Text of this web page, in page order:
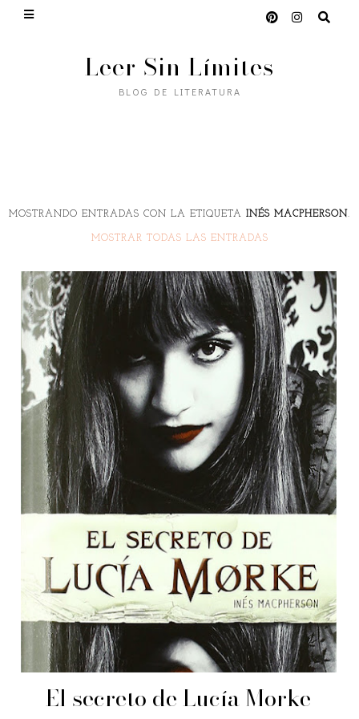
Leer Sin Límites
BLOG DE LITERATURA
MOSTRANDO ENTRADAS CON LA ETIQUETA INÉS MACPHERSON.
MOSTRAR TODAS LAS ENTRADAS
El secreto de Lucía Morke